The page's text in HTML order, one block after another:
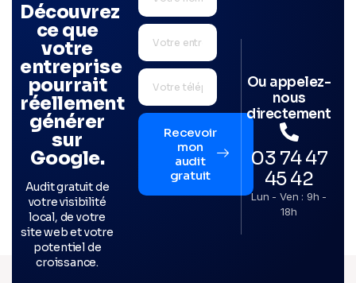
Découvrez
ce que
votre
entreprise
pourrait
réellement
générer
sur
Google.
Audit gratuit de
votre visibilité
local, de votre
site web et votre
potentiel de
croissance.
Recevoir
mon
audit
gratuit
Ou appelez-
nous
directement
03 74 47
45 42
Lun - Ven : 9h -
18h